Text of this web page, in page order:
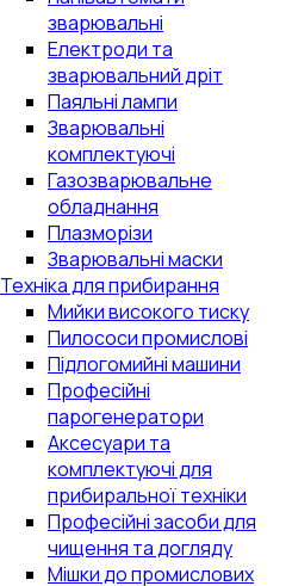
зварювальні
Електроди та
зварювальний дріт
Паяльні лампи
Зварювальні
комплектуючі
Газозварювальне
обладнання
Плазморізи
Зварювальні маски
Техніка для прибирання
Мийки високого тиску
Пилососи промислові
Підлогомийні машини
Професійні
парогенератори
Аксесуари та
комплектуючі для
прибиральної техніки
Професійні засоби для
чищення та догляду
Мішки до промислових